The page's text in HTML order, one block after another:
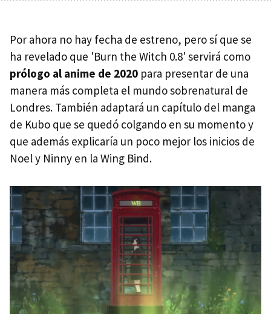
Por ahora no hay fecha de estreno, pero sí que se
ha revelado que 'Burn the Witch 0.8' servirá como
prólogo al anime de 2020 para presentar de una
manera más completa el mundo sobrenatural de
Londres. También adaptará un capítulo del manga
de Kubo que se quedó colgando en su momento y
que además explicaría un poco mejor los inicios de
Noel y Ninny en la Wing Bind.